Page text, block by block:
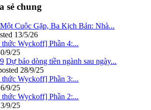
sẻ chung
Một Cuộc Gặp, Ba Kịch Bản: Nhà...
13/5/26
Wyckoff] Phần 4:...
9/25
Dự báo dòng tiền ngành sau ngày...
28/9/25
Wyckoff] Phần 3:...
9/25
Wyckoff] Phần 2:...
9/25